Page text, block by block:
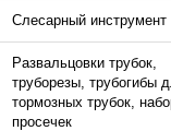
Слесарный инструмент
Развальцовки трубок,
труборезы, трубогибы
тормозных трубок,
просечек